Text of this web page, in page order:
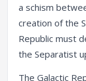
a schism
creation of the
Republic must
the Separatist
The Galactic